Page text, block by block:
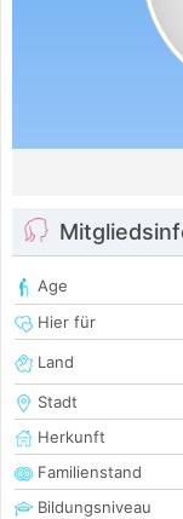
Age
Hier für
Land
Stadt
Herkunft
Familienstand
Bildungsniveau